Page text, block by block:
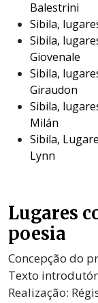
Balestrini
Sibila,
Sibila,
Giovenale
Sibila,
Giraudon
Sibila,
Milán
Sibila,
Lynn
Lugares
poesia
Concepção do
Texto
Realização: